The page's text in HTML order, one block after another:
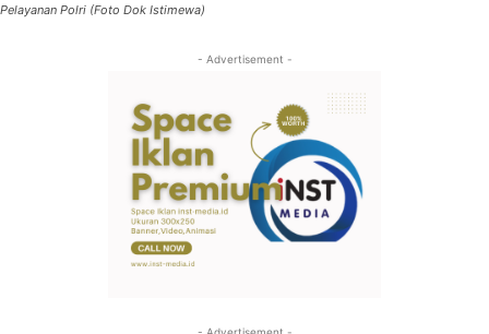
Pelayanan Polri (Foto Dok Istimewa)
- Advertisement -